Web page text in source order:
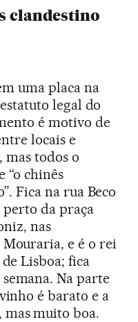
clandestino
uma placa na
legal do
é motivo de
locais e
mas todos o
“o chinês
Fica na rua Beco
perto da praça
nas
e é o rei
Lisboa; fica
Na parte
é barato e a
mas muito boa.